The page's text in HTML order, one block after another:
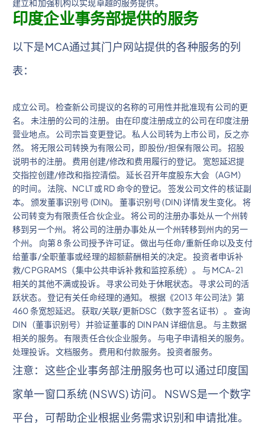
建立和加强机构以实现卓越的服务提供。
印度企业事务部提供的服务
以下是MCA通过其门户网站提供的各种服务的列
表：
成立公司。 检查新公司提议的名称的可用性并批准现有公司的更
名。 未注册的公司的注册。 由在印度注册成立的公司在印度注册
营业地点。 公司宗旨变更登记。 私人公司转为上市公司，反之亦
然。 将无限公司转换为有限公司，即股份/担保有限公司。 招股
说明书的注册。 费用创建/修改和费用履行的登记。 宽恕延迟提
交指控创建/修改和指控清偿。 延长召开年度股东大会（AGM）
的时间。 法院、NCLT 或 RD 命令的登记。 签发公司文件的核证副
本。 颁发董事识别号 (DIN)。 董事识别号 (DIN) 详情发生变化。 将
公司转变为有限责任合伙企业。 将公司的注册办事处从一个州转
移到另一个州。 将公司的注册办事处从一个州转移到州内的另一
个州。 向第 8 条公司授予许可证。 做出与任命/重新任命以及支付
给董事/全职董事或经理的超额薪酬相关的决定。 投资者申诉补
救/CPGRAMS（集中公共申诉补救和监控系统）。 与 MCA-21
相关的其他不满或投诉。 寻求公司处于休眠状态。 寻求公司的活
跃状态。 登记有关任命经理的通知。 根据《2013 年公司法》第
460 条宽恕延迟。 获取/关联/更新DSC（数字签名证书）。 查询
DIN（董事识别号）并验证董事的 DIN PAN 详细信息。 与主数据
相关的服务。 有限责任合伙企业服务。 与电子申请相关的服务。
处理投诉。 文档服务。 费用和付款服务。 投资者服务。
注意：这些企业事务部注册服务也可以通过印度国
家单一窗口系统 (NSWS) 访问。 NSWS是一个数字
平台，可帮助企业根据业务需求识别和申请批准。